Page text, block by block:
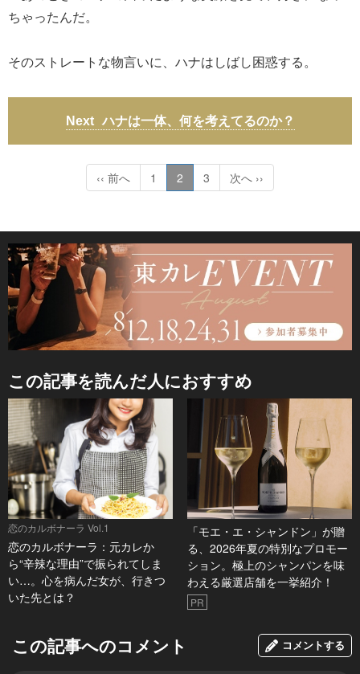
ちゃったんだ。
そのストレートな物言いに、ハナはしばし困惑する。
ハナは一体、何を考えてるのか？
‹‹ 前へ 1 2 3 次へ ››
この記事を読んだ人におすすめ
恋のカルボナーラ Vol.1
恋のカルボナーラ：元カレか
ら“辛辣な理由”で振られてしま
い…。心を病んだ女が、行きつ
いた先とは？
「モエ・エ・シャンドン」が贈
る、2026年夏の特別なプロモー
ション。極上のシャンパンを味
わえる厳選店舗を一挙紹介！
PR
この記事へのコメント コメントする